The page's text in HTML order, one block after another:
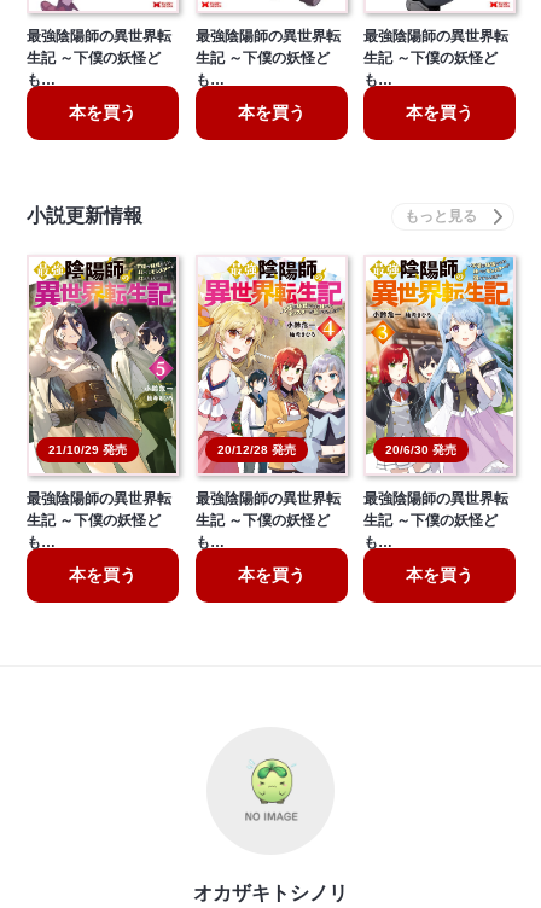
最強陰陽師の異世界転
生記 ～下僕の妖怪ど
も…
本を買う
最強陰陽師の異世界転
生記 ～下僕の妖怪ど
も…
本を買う
最強陰陽師の異世界転
生記 ～下僕の妖怪ど
も…
本を買う
小説更新情報
21/10/29 発売
最強陰陽師の異世界転
生記 ～下僕の妖怪ど
も…
本を買う
20/12/28 発売
最強陰陽師の異世界転
生記 ～下僕の妖怪ど
も…
本を買う
20/6/30 発売
最強陰陽師の異世界転
生記 ～下僕の妖怪ど
も…
本を買う
オカザキトシノリ